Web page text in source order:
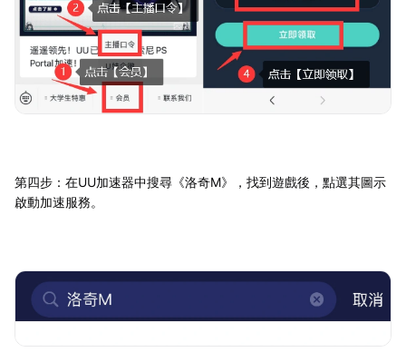
第四步：在UU加速器中搜尋《洛奇M》，找到遊戲後，點選其圖示
啟動加速服務。